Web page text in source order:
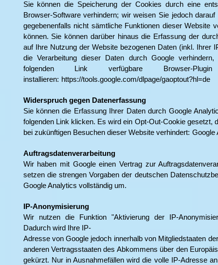
Sie können die Speicherung der Cookies durch eine
Browser-Software verhindern; wir weisen Sie jedoch
gegebenenfalls nicht sämtliche Funktionen dieser Website
können. Sie können darüber hinaus die Erfassung der
auf Ihre Nutzung der Website bezogenen Daten (inkl. Ihrer
die Verarbeitung dieser Daten durch Google
folgenden Link verfügbare Browser-
installieren: https://tools.google.com/dlpage/gaoptout?hl=de
Widerspruch gegen Datenerfassung
Sie können die Erfassung Ihrer Daten durch Google
folgenden Link klicken. Es wird ein Opt-Out-Cookie gesetzt,
bei zukünftigen Besuchen dieser Website verhindert: Google
Auftragsdatenverarbeitung
Wir haben mit Google einen Vertrag zur
setzen die strengen Vorgaben der deutschen
Google Analytics vollständig um.
IP-Anonymisierung
Wir nutzen die Funktion "Aktivierung der IP-
Dadurch wird Ihre IP-
Adresse von Google jedoch innerhalb von Mitgliedstaaten
anderen Vertragsstaaten des Abkommens über den
gekürzt. Nur in Ausnahmefällen wird die volle IP-Adresse